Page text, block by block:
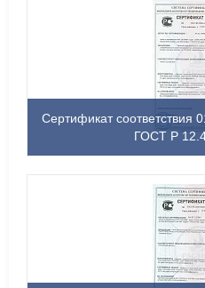
Сертификат соответствия
ГОСТ Р